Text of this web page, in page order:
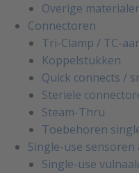
Overige
Connectoren
Tri-Clamp / TC-
Koppelstukken
Quick connects /
Steriele
Steam-Thru
Toebehoren
Single-use
Single-use